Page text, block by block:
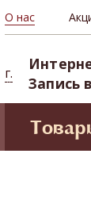
О нас
г.
Запись